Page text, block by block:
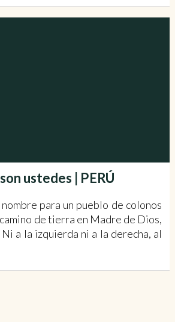
ustedes | PERÚ
para un pueblo de colonos
de tierra en Madre de Dios,
a la izquierda ni a la derecha, al